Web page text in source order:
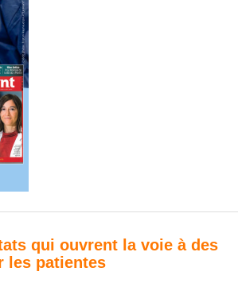
qui ouvrent la voie à des
les patientes